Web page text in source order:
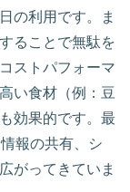
の利用です。ま
ることで無駄を
ストパフォーマ
い食材（例：豆
効果的です。最
報の共有、シ
がってきていま